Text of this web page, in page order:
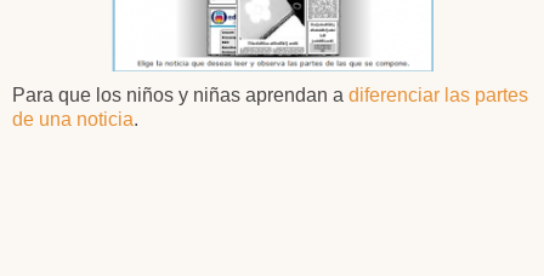
Para que los niños y niñas aprendan a diferenciar las partes
de una noticia.